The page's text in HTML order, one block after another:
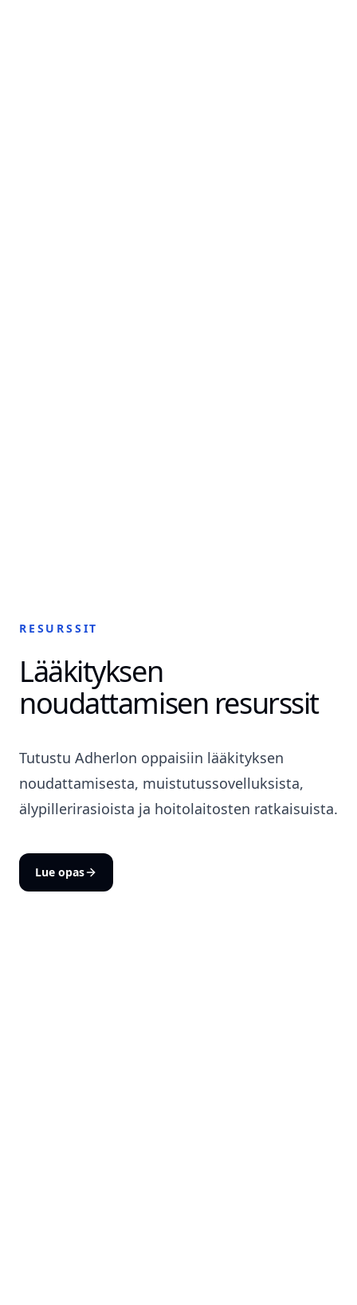
RESURSSIT
Lääkityksen
noudattamisen resurssit
Tutustu Adherlon oppaisiin lääkityksen
noudattamisesta, muistutussovelluksista,
älypillerirasioista ja hoitolaitosten ratkaisuista.
Lue opas